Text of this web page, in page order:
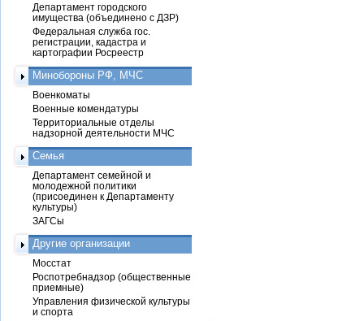
Департамент городского
имущества (объединено с ДЗР)
Федеральная служба гос.
регистрации, кадастра и
картографии Росреестр
Минобороны РФ, МЧС
Военкоматы
Военные комендатуры
Территориальные отделы
надзорной деятельности МЧС
Семья
Департамент семейной и
молодежной политики
(присоединен к Департаменту
культуры)
ЗАГСы
Другие организации
Мосстат
Роспотребнадзор (общественные
приемные)
Управления физической культуры
и спорта